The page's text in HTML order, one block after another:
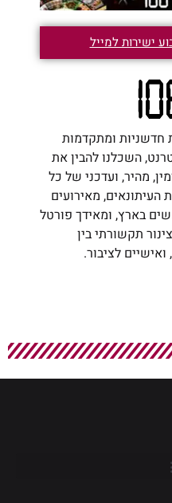
ישירות למייל
חדשניות ומתקדמות
השכלנו להבין את
מהיר, ועדכני של כל
מאירועים
בארץ, ומאידך פורטל
תקשורתי בין
לציבור.